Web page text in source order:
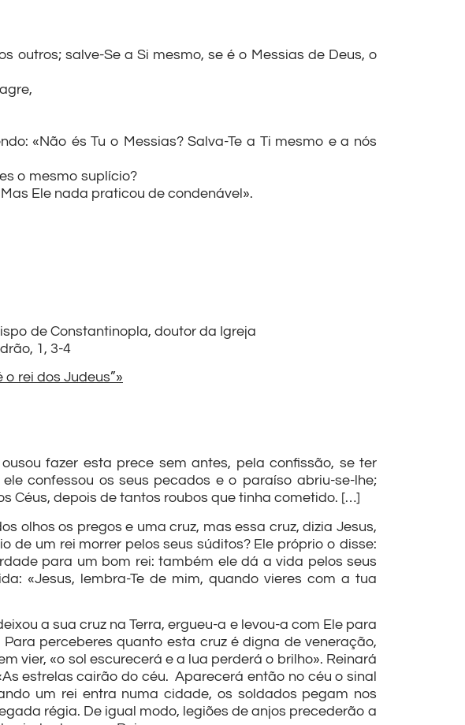
outros; salve-Se a Si mesmo, se é o Messias de Deus, o
«Não és Tu o Messias? Salva-Te a Ti mesmo e a nós
o mesmo suplício?
Ele nada praticou de condenável».
de Constantinopla, doutor da Igreja
1, 3-4
rei dos Judeus”»
fazer esta prece sem antes, pela confissão, se ter
confessou os seus pecados e o paraíso abriu-se-lhe;
Céus, depois de tantos roubos que tinha cometido. […]
olhos os pregos e uma cruz, mas essa cruz, dizia Jesus,
de um rei morrer pelos seus súditos? Ele próprio o disse:
para um bom rei: também ele dá a vida pelos seus
«Jesus, lembra-Te de mim, quando vieres com a tua
a sua cruz na Terra, ergueu-a e levou-a com Ele para
perceberes quanto esta cruz é digna de veneração,
vier, «o sol escurecerá e a lua perderá o brilho». Reinará
estrelas cairão do céu. Aparecerá então no céu o sinal
um rei entra numa cidade, os soldados pegam nos
régia. De igual modo, legiões de anjos precederão a